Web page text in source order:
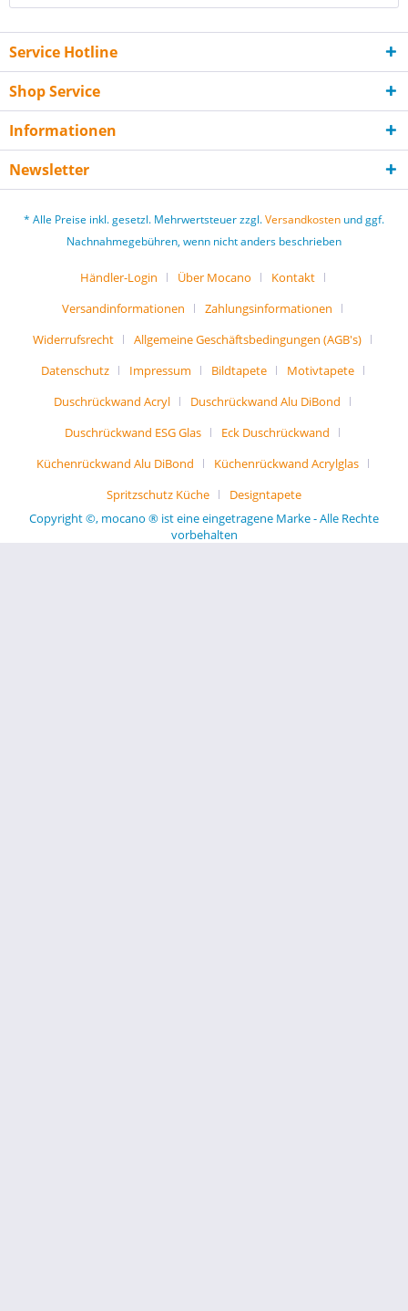
Service Hotline
Shop Service
Informationen
Newsletter
* Alle Preise inkl. gesetzl. Mehrwertsteuer zzgl.Versandkosten und ggf.
Nachnahmegebühren, wenn nicht anders beschrieben
Händler-Login Über Mocano
Kontakt
Versandinformationen
Zahlungsinformationen
Widerrufsrecht
Allgemeine Geschäftsbedingungen (AGB's)
Datenschutz
Impressum Bildtapete
Motivtapete
Duschrückwand Acryl
Duschrückwand Alu DiBond
Duschrückwand ESG Glas
Eck Duschrückwand
Küchenrückwand Alu DiBond
Küchenrückwand Acrylglas
Spritzschutz Küche
Designtapete
Copyright ©, mocano ® ist eine eingetragene Marke - Alle Rechte
vorbehalten